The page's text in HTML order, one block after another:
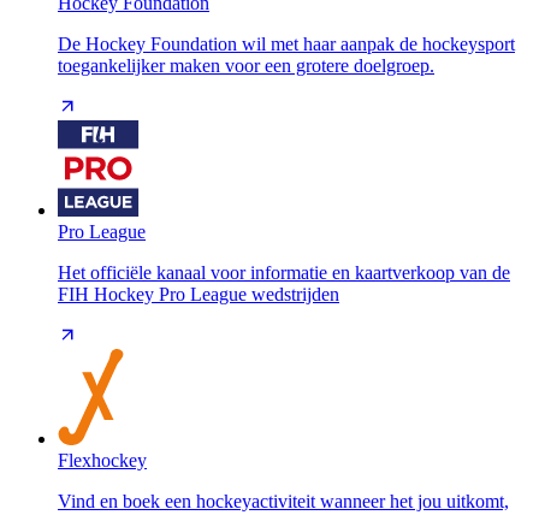
De Hockey Foundation wil met haar aanpak de hockeysport
toegankelijker maken voor een grotere doelgroep.
Pro League
Het officiële kanaal voor informatie en kaartverkoop van de
FIH Hockey Pro League wedstrijden
Flexhockey
Vind en boek een hockeyactiviteit wanneer het jou uitkomt,